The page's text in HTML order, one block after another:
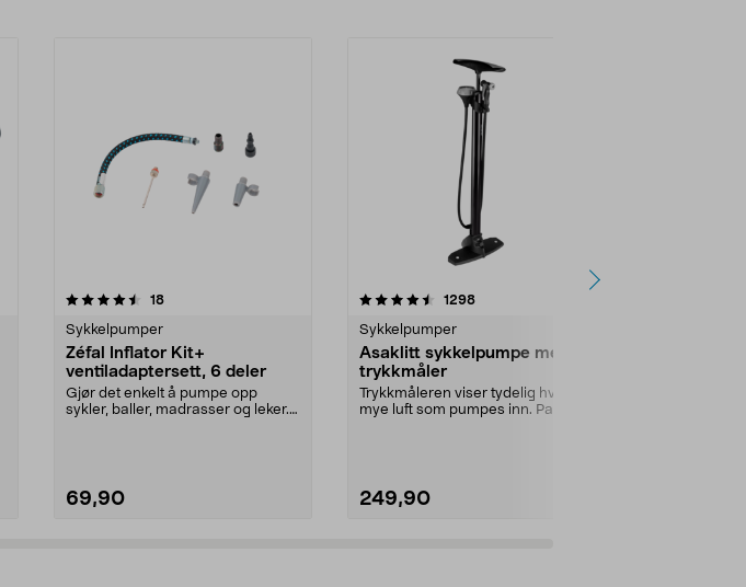
18anmeldelser
Sykkelpumper
Zéfal Inflator Kit+
ventiladaptersett, 6 deler
Gjør det enkelt å pumpe opp
sykler, baller, madrasser og leker.
69,90
4.5 av 5 stjerner 1298anmeldelser
Sykkelpumper
Asaklitt sykkelpumpe med
trykkmåler
Trykkmåleren viser tydelig hvor
mye luft som pumpes inn. Passer
249,90
4.5 av 5 stjerner